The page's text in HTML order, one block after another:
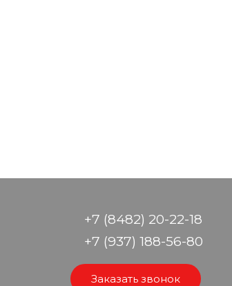
+7 (8482) 20-22-18
+7 (937) 188-56-80
Заказать звонок